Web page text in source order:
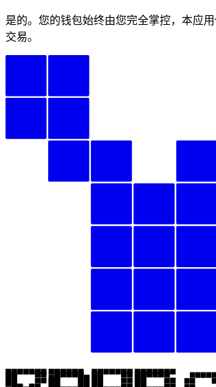
是的。您的钱包始终由您完全掌控，本应
交易。